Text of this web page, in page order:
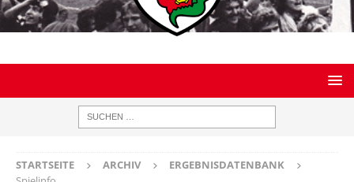
STARTSEITE ARCHIV
ERGEBNISDATENBANK